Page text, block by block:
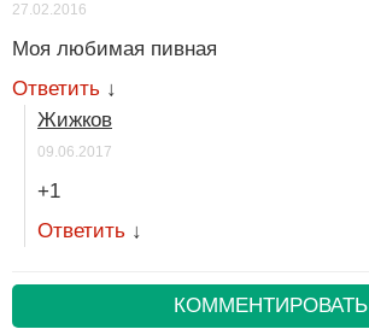
27.02.2016
Моя любимая пивная
Ответить ↓
Жижков
09.06.2017
+1
Ответить ↓
КОММЕНТИРОВАТЬ